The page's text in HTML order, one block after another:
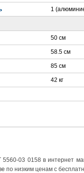
1
50 см
58.5 см
85 см
42 кг
5560-03 0158 в интернет
по низким ценам с